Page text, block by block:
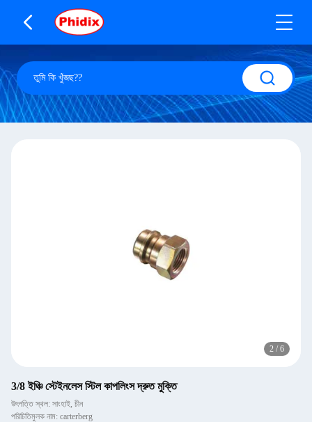
2 / 6
3/8 ইঞ্চি স্টেইনলেস স্টিল কাপলিংস দ্রুত মুক্তি
উৎপত্তি স্থল: সাংহাই, চীন
পরিচিতিমুলক নাম: carterberg